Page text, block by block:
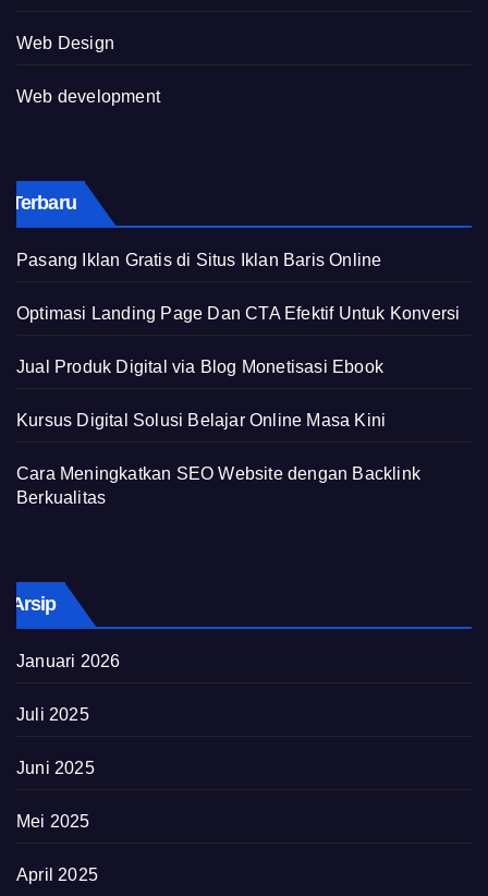
Web Design
Web development
Terbaru
Pasang Iklan Gratis di Situs Iklan Baris Online
Optimasi Landing Page Dan CTA Efektif Untuk Konversi
Jual Produk Digital via Blog Monetisasi Ebook
Kursus Digital Solusi Belajar Online Masa Kini
Cara Meningkatkan SEO Website dengan Backlink
Berkualitas
Arsip
Januari 2026
Juli 2025
Juni 2025
Mei 2025
April 2025